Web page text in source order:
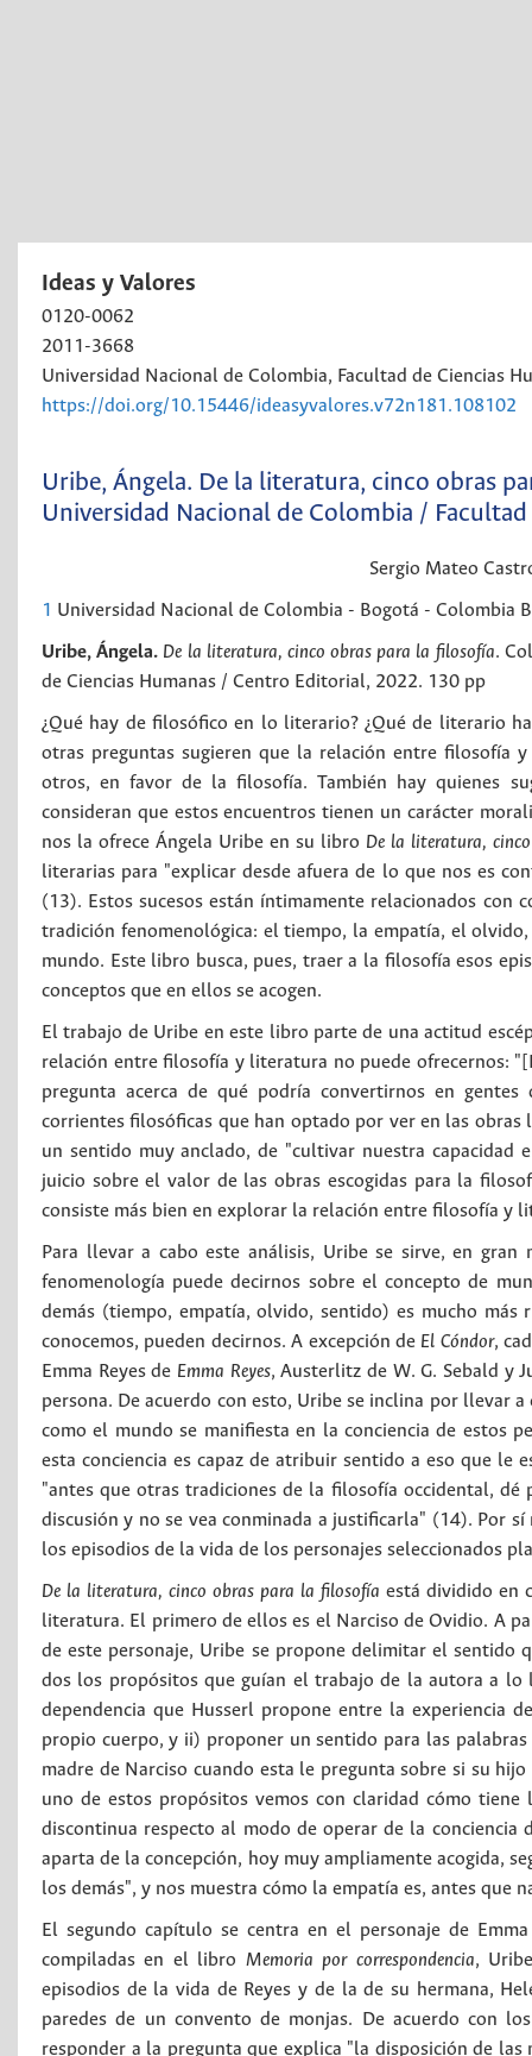
Ideas y Valores
0120-0062
2011-3668
Universidad Nacional de Colombia, Facultad de Ciencias
https://doi.org/10.15446/ideasyvalores.v72n181.108102
Uribe, Ángela. De la literatura, cinco obras
Universidad Nacional de Colombia /
Sergio Mateo
1 Universidad Nacional de Colombia - Bogotá - Colombia
Uribe, Ángela. De la literatura, cinco obras para la filosofía.
de Ciencias Humanas / Centro Editorial, 2022. 130 pp
¿Qué hay de filosófico en lo literario? ¿Qué de literario
otras preguntas sugieren que la relación entre filosofía
otros, en favor de la filosofía. También hay quienes
consideran que estos encuentros tienen un carácter
nos la ofrece Ángela Uribe en su libro De la literatura,
literarias para "explicar desde afuera de lo que nos es
(13). Estos sucesos están íntimamente relacionados
tradición fenomenológica: el tiempo, la empatía, el
mundo. Este libro busca, pues, traer a la filosofía esos
conceptos que en ellos se acogen.
El trabajo de Uribe en este libro parte de una actitud
relación entre filosofía y literatura no puede ofrecernos:
pregunta acerca de qué podría convertirnos en
corrientes filosóficas que han optado por ver en las
un sentido muy anclado, de "cultivar nuestra capacidad
juicio sobre el valor de las obras escogidas para la
consiste más bien en explorar la relación entre filosofía y
Para llevar a cabo este análisis, Uribe se sirve, en
fenomenología puede decirnos sobre el concepto de
demás (tiempo, empatía, olvido, sentido) es mucho
conocemos, pueden decirnos. A excepción de El Cóndor,
Emma Reyes de Emma Reyes, Austerlitz de W. G. Sebald y
persona. De acuerdo con esto, Uribe se inclina por llevar
como el mundo se manifiesta en la conciencia de estos
esta conciencia es capaz de atribuir sentido a eso que le
"antes que otras tradiciones de la filosofía occidental,
discusión y no se vea conminada a justificarla" (14). Por
los episodios de la vida de los personajes seleccionados
De la literatura, cinco obras para la filosofía está dividido en
literatura. El primero de ellos es el Narciso de Ovidio. A
de este personaje, Uribe se propone delimitar el sentido
dos los propósitos que guían el trabajo de la autora a
dependencia que Husserl propone entre la experiencia
propio cuerpo, y ii) proponer un sentido para las
madre de Narciso cuando esta le pregunta sobre si su
uno de estos propósitos vemos con claridad cómo
discontinua respecto al modo de operar de la conciencia
aparta de la concepción, hoy muy ampliamente acogida,
los demás", y nos muestra cómo la empatía es, antes que
El segundo capítulo se centra en el personaje de
compiladas en el libro Memoria por correspondencia,
episodios de la vida de Reyes y de la de su hermana,
paredes de un convento de monjas. De acuerdo con
responder a la pregunta que explica "la disposición de las